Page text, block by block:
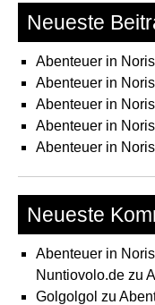
Neueste
Abenteuer in
Abenteuer in
Abenteuer in
Abenteuer in
Abenteuer in
Neueste
Abenteuer in
Nuntiovolo.de zu
Golgolgol zu